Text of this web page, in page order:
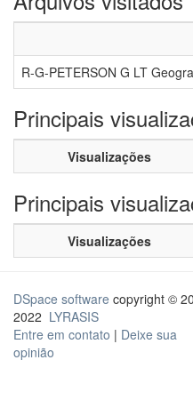
R-G-PETERSON G LT
Principais
Visualizações
Principais
Visualizações
DSpace software copyright ©
2022 LYRASIS
Entre em contato | Deixe sua
opinião